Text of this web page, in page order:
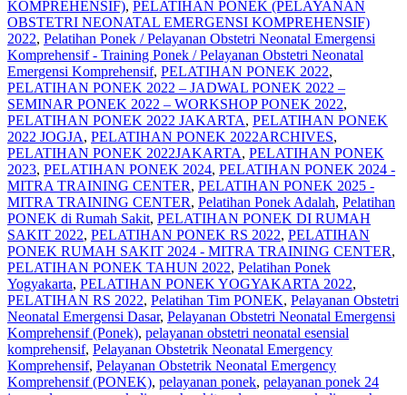
KOMPREHENSIF), PELATIHAN PONEK (PELAYANAN
OBSTETRI NEONATAL EMERGENSI KOMPREHENSIF)
2022, Pelatihan Ponek / Pelayanan Obstetri Neonatal Emergensi
Komprehensif - Training Ponek / Pelayanan Obstetri Neonatal
Emergensi Komprehensif, PELATIHAN PONEK 2022,
PELATIHAN PONEK 2022 – JADWAL PONEK 2022 –
SEMINAR PONEK 2022 – WORKSHOP PONEK 2022,
PELATIHAN PONEK 2022 JAKARTA, PELATIHAN PONEK
2022 JOGJA, PELATIHAN PONEK 2022ARCHIVES,
PELATIHAN PONEK 2022JAKARTA, PELATIHAN PONEK
2023, PELATIHAN PONEK 2024, PELATIHAN PONEK 2024 -
MITRA TRAINING CENTER, PELATIHAN PONEK 2025 -
MITRA TRAINING CENTER, Pelatihan Ponek Adalah, Pelatihan
PONEK di Rumah Sakit, PELATIHAN PONEK DI RUMAH
SAKIT 2022, PELATIHAN PONEK RS 2022, PELATIHAN
PONEK RUMAH SAKIT 2024 - MITRA TRAINING CENTER,
PELATIHAN PONEK TAHUN 2022, Pelatihan Ponek
Yogyakarta, PELATIHAN PONEK YOGYAKARTA 2022,
PELATIHAN RS 2022, Pelatihan Tim PONEK, Pelayanan Obstetri
Neonatal Emergensi Dasar, Pelayanan Obstetri Neonatal Emergensi
Komprehensif (Ponek), pelayanan obstetri neonatal esensial
komprehensif, Pelayanan Obstetrik Neonatal Emergency
Komprehensif, Pelayanan Obstetrik Neonatal Emergency
Komprehensif (PONEK), pelayanan ponek, pelayanan ponek 24